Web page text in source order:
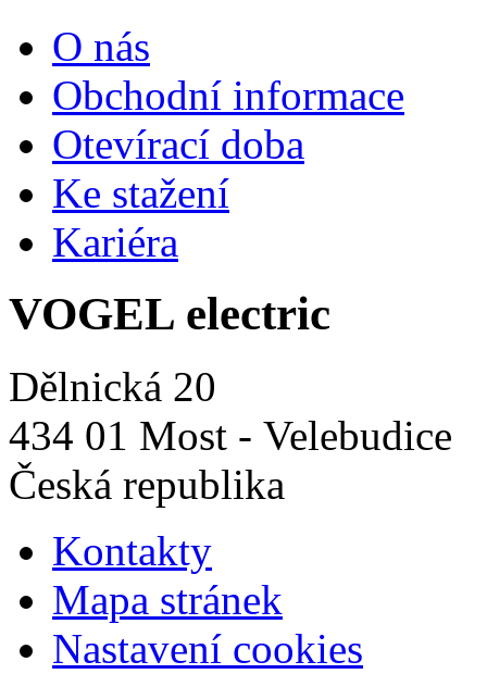
O nás
Obchodní informace
Otevírací doba
Ke stažení
Kariéra
VOGEL electric
Dělnická 20
434 01 Most - Velebudice
Česká republika
Kontakty
Mapa stránek
Nastavení cookies